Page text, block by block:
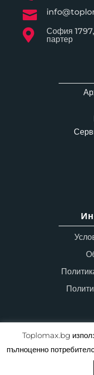


София
партер
Copyright ©
Toplomax.bg
пълноценно